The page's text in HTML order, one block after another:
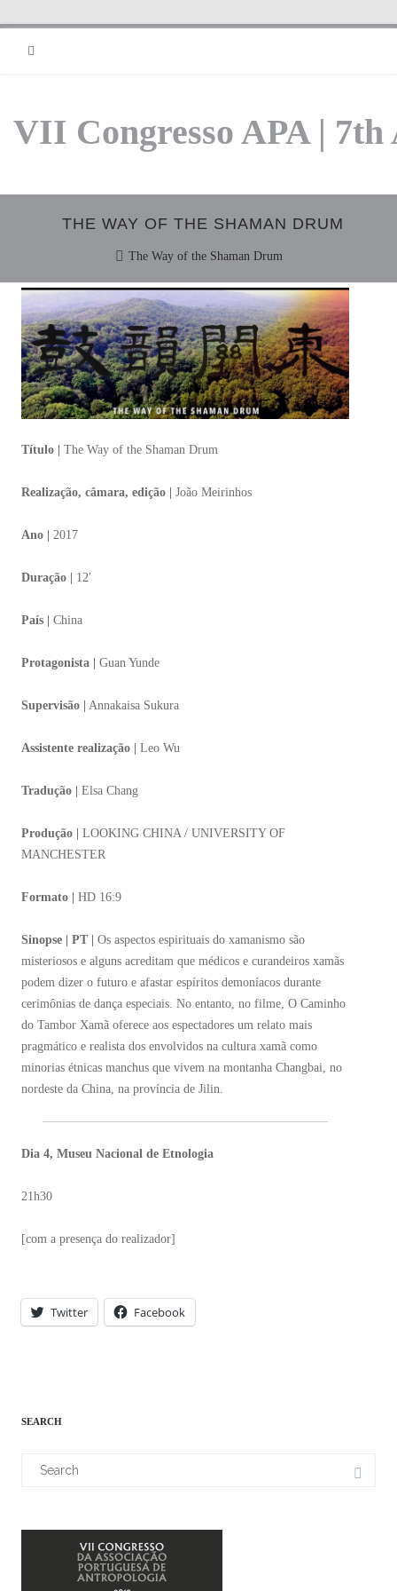
VII Congresso APA | 7th
THE WAY OF THE SHAMAN DRUM
The Way of the Shaman Drum
Título | The Way of the Shaman Drum
Realização, câmara, edição | João Meirinhos
Ano | 2017
Duração | 12′
País | China
Protagonista | Guan Yunde
Supervisão | Annakaisa Sukura
Assistente realização | Leo Wu
Tradução | Elsa Chang
Produção |
LOOKING CHINA / UNIVERSITY OF
MANCHESTER
Formato | HD 16:9
Sinopse | PT |
Os aspectos espirituais do xamanismo são
misteriosos e alguns acreditam que médicos e curandeiros xamãs
podem dizer o futuro e afastar espíritos demoníacos durante
cerimônias de dança especiais. No entanto, no filme, O Caminho
do Tambor Xamã oferece aos espectadores um relato mais
pragmático e realista dos envolvidos na cultura xamã como
minorias étnicas manchus que vivem na montanha Changbai, no
nordeste da China, na província de Jilin.
Dia 4, Museu Nacional de Etnologia
21h30
[com a presença do realizador]
Twitter Facebook
SEARCH